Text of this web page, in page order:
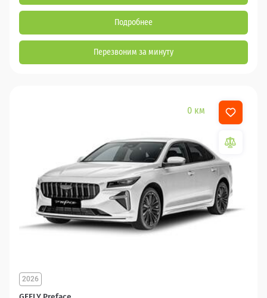
Подробнее
Перезвоним за минуту
0 км
2026